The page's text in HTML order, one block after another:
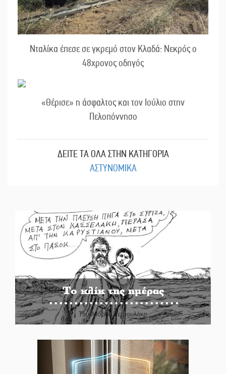
Νταλίκα έπεσε σε γκρεμό στον Κλαδά: Νεκρός ο
48χρονος οδηγός
«Θέρισε» η άσφαλτος και τον Ιούλιο στην
Πελοπόννησο
ΔΕΙΤΕ ΤΑ ΟΛΑ ΣΤΗΝ ΚΑΤΗΓΟΡΙΑ
ΑΣΤΥΝΟΜΙΚΑ
Το κλίκ της ημέρας
Του Ανδρέα Πετρουλάκη